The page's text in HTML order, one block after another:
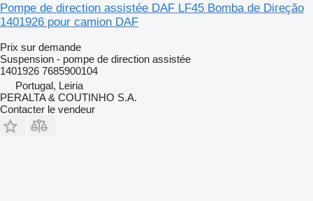
Pompe de direction assistée DAF LF45 Bomba de Direção
1401926 pour camion DAF
Prix sur demande
Suspension - pompe de direction assistée
1401926 7685900104
Portugal, Leiria
PERALTA & COUTINHO S.A.
Contacter le vendeur